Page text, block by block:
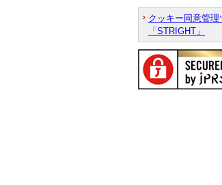
クッキー同意管理
「STRIGHT」